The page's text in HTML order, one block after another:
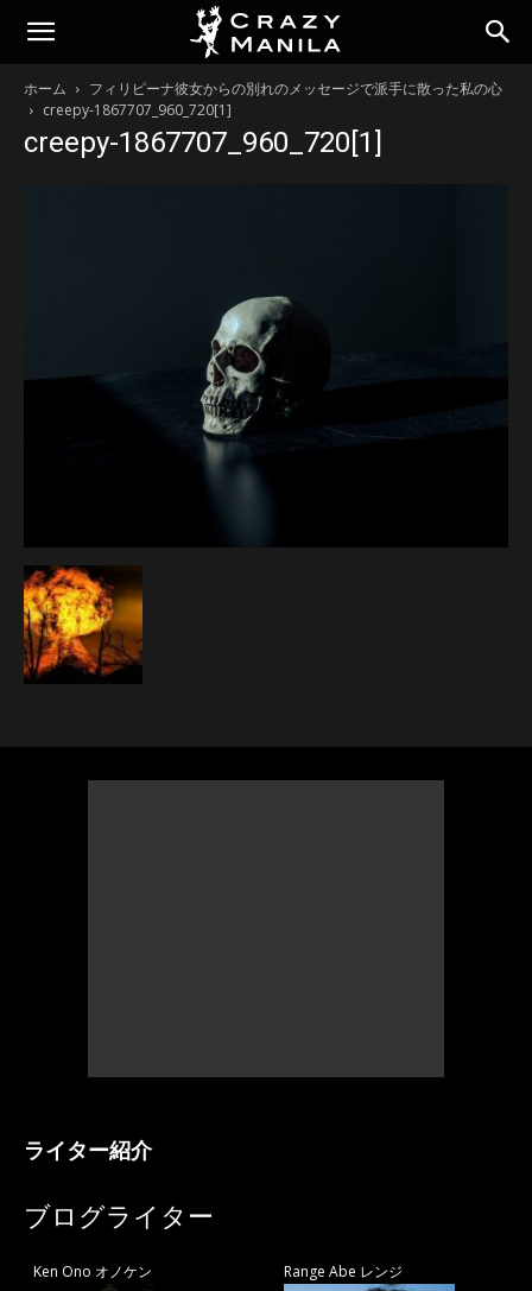
ホーム
フィリピーナ彼女からの別れのメッセージで派手に散った私の心
creepy-1867707_960_720[1]
creepy-1867707_960_720[1]
ライター紹介
ブログライター
Ken Ono オノケン Range Abe レンジ